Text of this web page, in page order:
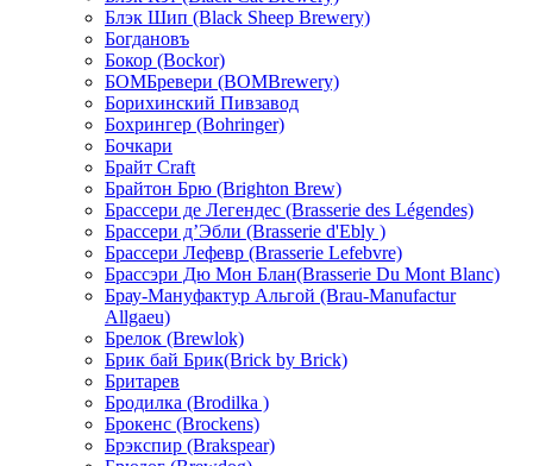
Блэк Шип (Black Sheep Brewery)
Богдановъ
Бокор (Bockor)
БОМБревери (BOMBrewery)
Борихинский Пивзавод
Бохрингер (Bohringer)
Бочкари
Брайт Craft
Брайтон Брю (Brighton Brew)
Брассери де Легендес (Brasserie des Légendes)
Брассери д’Эбли (Brasserie d'Ebly )
Брассери Лефевр (Brasserie Lefebvre)
Брассэри Дю Мон Блан(Brasserie Du Mont Blanc)
Брау-Мануфактур Альгой (Brau-Manufactur
Allgaeu)
Брелок (Brewlok)
Брик бай Брик(Brick by Brick)
Бритарев
Бродилка (Brodilka )
Брокенс (Brockens)
Брэкспир (Brakspear)